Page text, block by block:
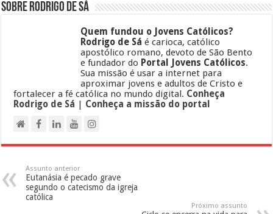
Sobre Rodrigo de Sá
Quem fundou o Jovens Católicos?
Rodrigo de Sá é carioca, católico
apostólico romano, devoto de São Bento
e fundador do Portal Jovens Católicos.
Sua missão é usar a internet para
aproximar jovens e adultos de Cristo e
fortalecer a fé católica no mundo digital. Conheça
Rodrigo de Sá | Conheça a missão do portal
Assunto anterior
Eutanásia é pecado grave
segundo o catecismo da igreja
católica
Próximo assunto